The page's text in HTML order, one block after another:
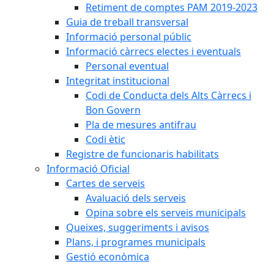
Retiment de comptes PAM 2019-2023
Guia de treball transversal
Informació personal públic
Informació càrrecs electes i eventuals
Personal eventual
Integritat institucional
Codi de Conducta dels Alts Càrrecs i
Bon Govern
Pla de mesures antifrau
Codi ètic
Registre de funcionaris habilitats
Informació Oficial
Cartes de serveis
Avaluació dels serveis
Opina sobre els serveis municipals
Queixes, suggeriments i avisos
Plans, i programes municipals
Gestió econòmica